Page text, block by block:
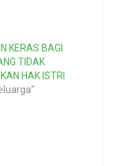
KERAS BAGI
TIDAK
HAK ISTRI